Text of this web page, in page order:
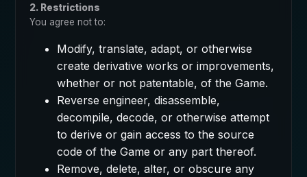
2. Restrictions
You agree not to:
Modify, translate, adapt, or otherwise
create derivative works or improvements,
whether or not patentable, of the Game.
Reverse engineer, disassemble,
decompile, decode, or otherwise attempt
to derive or gain access to the source
code of the Game or any part thereof.
Remove, delete, alter, or obscure any